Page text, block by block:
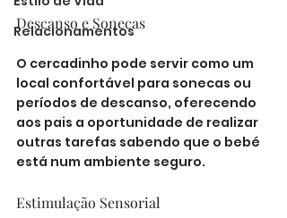
Relacionamentos
Descanso e Sonecas
O cercadinho pode servir como um
local confortável para sonecas ou
períodos de descanso, oferecendo
aos pais a oportunidade de realizar
outras tarefas sabendo que o bebé
está num ambiente seguro.
Estimulação Sensorial